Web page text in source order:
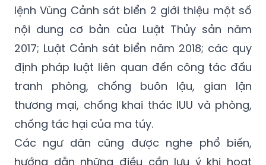
lệnh Vùng Cảnh sát biển 2 giới thiệu một số
nội dung cơ bản của Luật Thủy sản năm
2017; Luật Cảnh sát biển năm 2018; các quy
định pháp luật liên quan đến công tác đấu
tranh phòng, chống buôn lậu, gian lận
thương mại, chống khai thác IUU và phòng,
chống tác hại của ma túy.
Các ngư dân cũng được nghe phổ biến,
hướng dẫn những điều cần lưu ý khi hoạt